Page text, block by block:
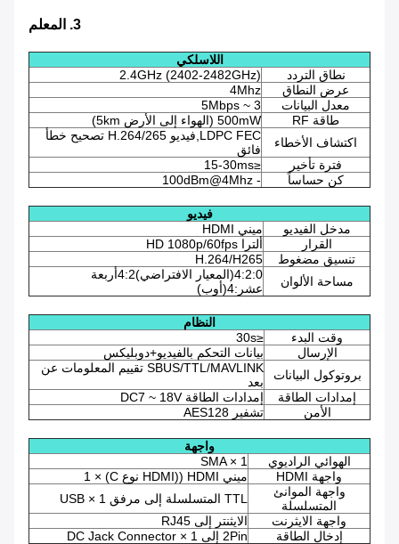
3. المعلم
اللاسلكي
نطاق التردد
2.4GHz (2402-2482GHz)
عرض النطاق
4Mhz
معدل البيانات
3 ~ 5Mbps
طاقة RF
500mW (الهواء إلى الأرض 5km)
اكتشاف الأخطاء
LDPC FEC,فيديو H.264/265 تصحيح خطأ
فائق
فترة تأخير
≤15-30ms
كن حساساً
- 100dBm@4Mhz
فيديو
مدخل الفيديو
ميني HDMI
القرار
ألترا HD 1080p/60fps
تنسيق مضغوط
H.264/H265
مساحة الألوان
4:2:0(المعيار الافتراضي)4:2أربعة
عشر:4(أوب)
النظام
وقت البدء
≤30s
الإرسال
بيانات التحكم بالفيديو+دوبليكس
بروتوكول البيانات
SBUS/TTL/MAVLINK تقييم المعلومات عن
بعد
إمدادات الطاقة
إمدادات الطاقة DC7 ~ 18V
الأمن
تشفير AES128
واجهة
الهوائي الراديوي
SMA × 1
واجهة HDMI
ميني HDMI ((HDMI نوع C) × 1
واجهة الموانئ
المتسلسلة
TTL المتسلسلة إلى مرفق USB × 1
واجهة الايثرنت
الايثنتر إلى RJ45
إدخال الطاقة
2Pin إلى DC Jack Connector × 1